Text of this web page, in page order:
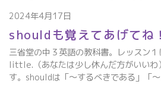
2024年4月17日
shouldも覚えてあげてね！
三省堂の中３英語の教科書。レッスン
little.（あなたは少し休んだ方がいいわ
す。shouldは「～するべきである」「